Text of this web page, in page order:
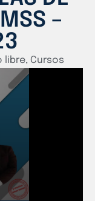
–
libre, Cursos